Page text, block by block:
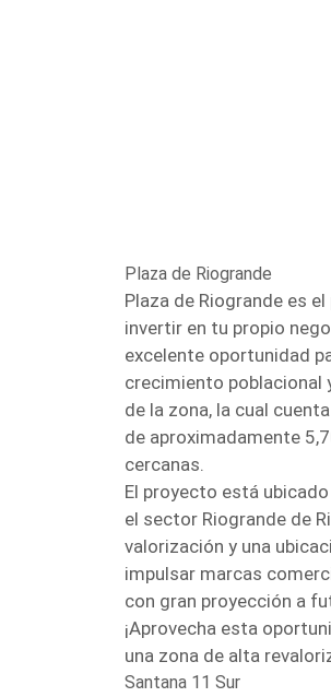
Plaza de Riogrande
Plaza de Riogrande es
invertir en tu propio
excelente oportunidad
crecimiento poblacional
de la zona, la cual
de aproximadamente
cercanas.
El proyecto está
el sector Riogrande de
valorización y una
impulsar marcas
con gran proyección a
¡Aprovecha esta
una zona de alta
Santana 11 Sur